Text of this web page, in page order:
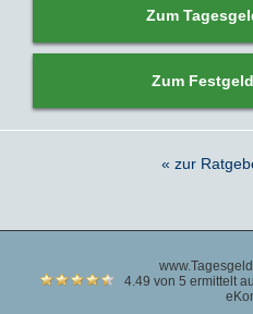
Zum
Zum
« zur
4.49 von 5 ermittelt